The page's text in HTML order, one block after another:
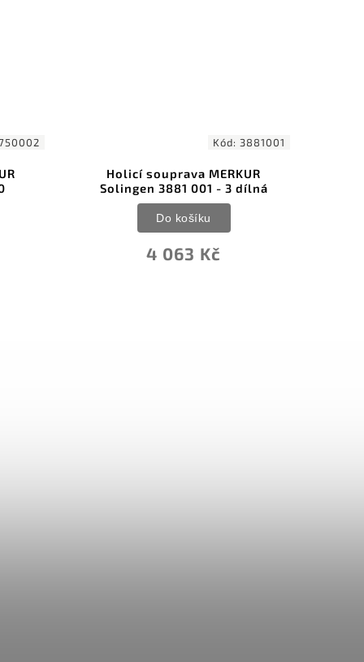
MERKUR
3881 001 - 3 dílná
Holicí souprava
Solingen - FUTUR 780